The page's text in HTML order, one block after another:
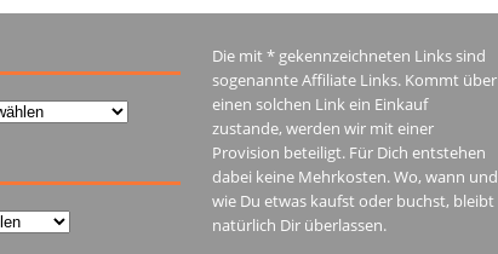
Die mit * gekennzeichneten Links sind
sogenannte Affiliate Links. Kommt über
einen solchen Link ein Einkauf
zustande, werden wir mit einer
Provision beteiligt. Für Dich entstehen
dabei keine Mehrkosten. Wo, wann und
wie Du etwas kaufst oder buchst, bleibt
natürlich Dir überlassen.